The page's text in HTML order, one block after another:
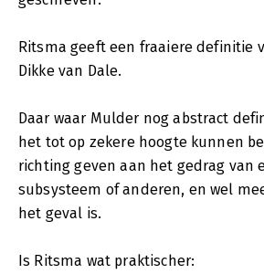
Ritsma geeft een fraaiere definitie
Dikke van Dale.
Daar waar Mulder nog abstract
het tot op zekere hoogte kunnen
richting geven aan het gedrag van
subsysteem of anderen, en wel
het geval is.
Is Ritsma wat praktischer: